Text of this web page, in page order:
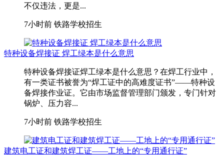
不仅违法，更是...
7小时前 铁路学校招生
特种设备焊接证 焊工绿本是什么意思
特种设备焊接证焊工绿本是什么意思？在焊工行业中，
有一类证书被誉为“焊工证中的高难度证书”——特种设
备焊接作业证。它由市场监督管理部门颁发，专门针对
锅炉、压力容...
7小时前 铁路学校招生
建筑电工证和建筑焊工证——工地上的“专用通行证”